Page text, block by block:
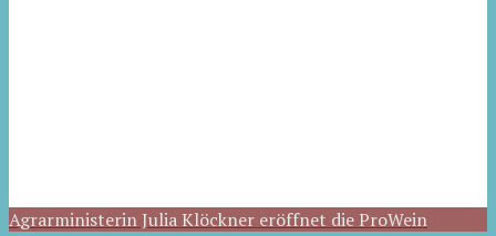
Agrarministerin Julia Klöckner eröffnet die ProWein